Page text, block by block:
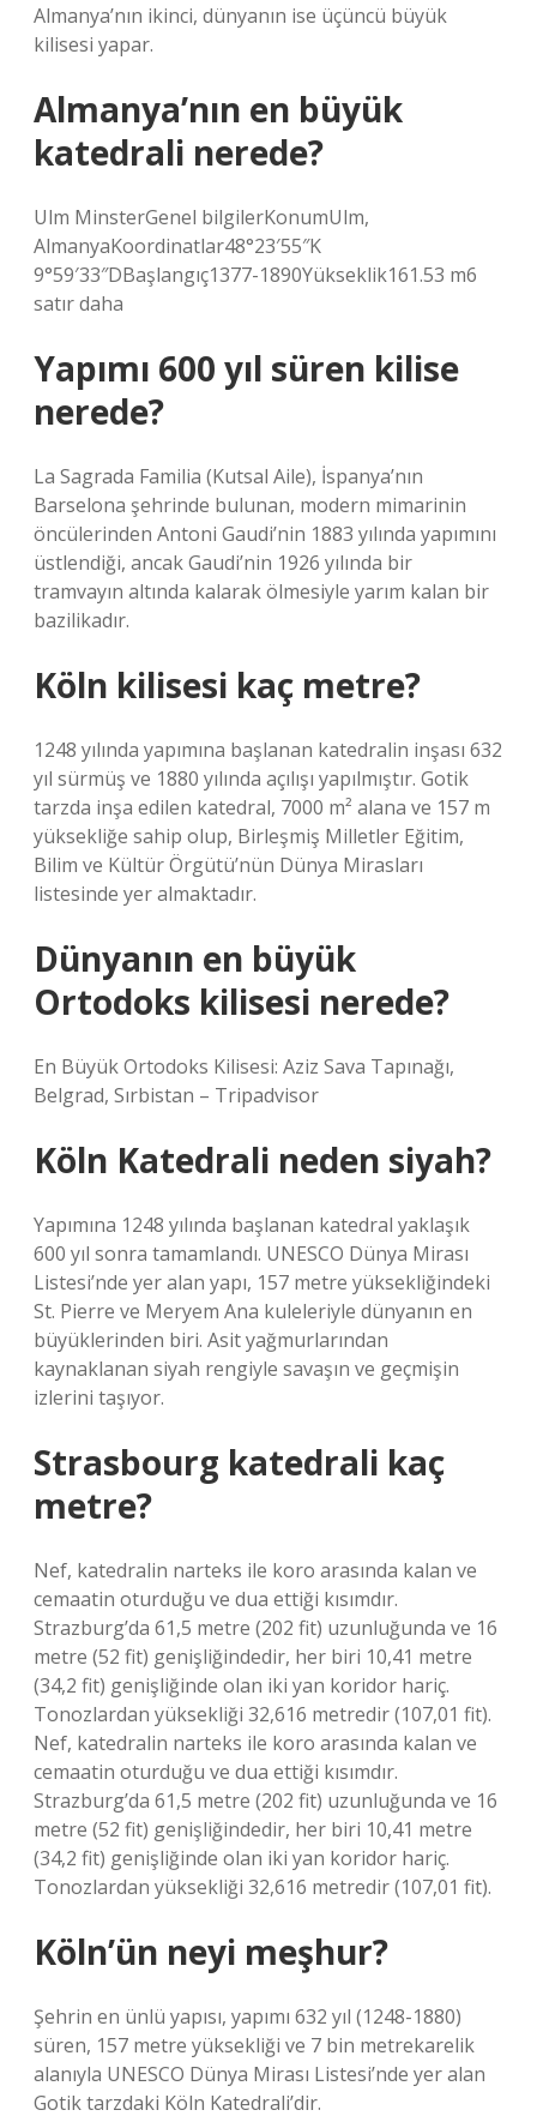
Almanya’nın ikinci, dünyanın ise üçüncü büyük
kilisesi yapar.
Almanya’nın en büyük
katedrali nerede?
Ulm MinsterGenel bilgilerKonumUlm,
AlmanyaKoordinatlar48°23′55″K
9°59′33″DBaşlangıç1377-1890Yükseklik161.53 m6
satır daha
Yapımı 600 yıl süren kilise
nerede?
La Sagrada Familia (Kutsal Aile), İspanya’nın
Barselona şehrinde bulunan, modern mimarinin
öncülerinden Antoni Gaudi’nin 1883 yılında yapımını
üstlendiği, ancak Gaudi’nin 1926 yılında bir
tramvayın altında kalarak ölmesiyle yarım kalan bir
bazilikadır.
Köln kilisesi kaç metre?
1248 yılında yapımına başlanan katedralin inşası 632
yıl sürmüş ve 1880 yılında açılışı yapılmıştır. Gotik
tarzda inşa edilen katedral, 7000 m² alana ve 157 m
yüksekliğe sahip olup, Birleşmiş Milletler Eğitim,
Bilim ve Kültür Örgütü’nün Dünya Mirasları
listesinde yer almaktadır.
Dünyanın en büyük
Ortodoks kilisesi nerede?
En Büyük Ortodoks Kilisesi: Aziz Sava Tapınağı,
Belgrad, Sırbistan – Tripadvisor
Köln Katedrali neden siyah?
Yapımına 1248 yılında başlanan katedral yaklaşık
600 yıl sonra tamamlandı. UNESCO Dünya Mirası
Listesi’nde yer alan yapı, 157 metre yüksekliğindeki
St. Pierre ve Meryem Ana kuleleriyle dünyanın en
büyüklerinden biri. Asit yağmurlarından
kaynaklanan siyah rengiyle savaşın ve geçmişin
izlerini taşıyor.
Strasbourg katedrali kaç
metre?
Nef, katedralin narteks ile koro arasında kalan ve
cemaatin oturduğu ve dua ettiği kısımdır.
Strazburg’da 61,5 metre (202 fit) uzunluğunda ve 16
metre (52 fit) genişliğindedir, her biri 10,41 metre
(34,2 fit) genişliğinde olan iki yan koridor hariç.
Tonozlardan yüksekliği 32,616 metredir (107,01 fit).
Nef, katedralin narteks ile koro arasında kalan ve
cemaatin oturduğu ve dua ettiği kısımdır.
Strazburg’da 61,5 metre (202 fit) uzunluğunda ve 16
metre (52 fit) genişliğindedir, her biri 10,41 metre
(34,2 fit) genişliğinde olan iki yan koridor hariç.
Tonozlardan yüksekliği 32,616 metredir (107,01 fit).
Köln’ün neyi meşhur?
Şehrin en ünlü yapısı, yapımı 632 yıl (1248-1880)
süren, 157 metre yüksekliği ve 7 bin metrekarelik
alanıyla UNESCO Dünya Mirası Listesi’nde yer alan
Gotik tarzdaki Köln Katedrali’dir.